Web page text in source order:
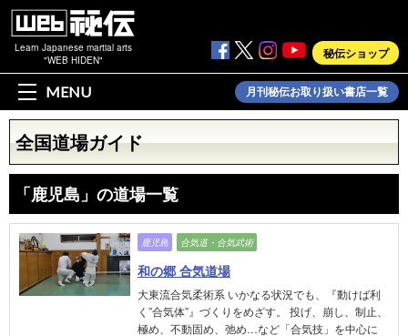
Learn Japanese martial arts
"WEB HIDEN"
秘伝ショップ
MENU 月刊秘伝お取り扱い書店一覧
全国道場ガイド
「鹿児島」の道場一覧
鹿児島 合気道・合気武術
和の郷 合気道場
大東流合気柔術系 いかなる状況でも、『動けば利
く”合気体”』づくりをめざす。 投げ、崩し、制止、
極め、不動固め、弛め…など「合気技」を中心に